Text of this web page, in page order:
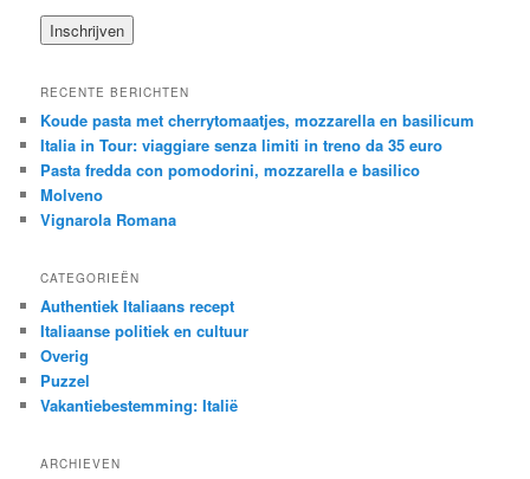
RECENTE BERICHTEN
Koude pasta met cherrytomaatjes, mozzarella en basilicum
Italia in Tour: viaggiare senza limiti in treno da 35 euro
Pasta fredda con pomodorini, mozzarella e basilico
Molveno
Vignarola Romana
CATEGORIEËN
Authentiek Italiaans recept
Italiaanse politiek en cultuur
Overig
Puzzel
Vakantiebestemming: Italië
ARCHIEVEN